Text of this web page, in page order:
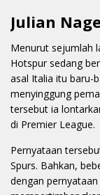
Julian
Menurut sejumlah
Hotspur sedang
asal Italia itu baru-
menyinggung
tersebut ia
di Premier League.
Pernyataan
Spurs. Bahkan,
dengan